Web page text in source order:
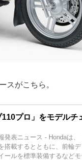
スがこちら。
110プロ」をモデルチ
発表ニュース - Hondaは、
搭載するとともに、前輪
ールを標準装備するなど